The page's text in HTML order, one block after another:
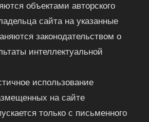
объектами авторского
сайта на указанные
законодательством о
интеллектуальной
использование
на сайте
только с письменного